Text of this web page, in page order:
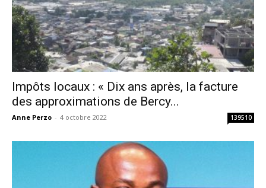
Impôts locaux : « Dix ans après, la facture
des approximations de Bercy...
Anne Perzo - 4 octobre 2022 139510